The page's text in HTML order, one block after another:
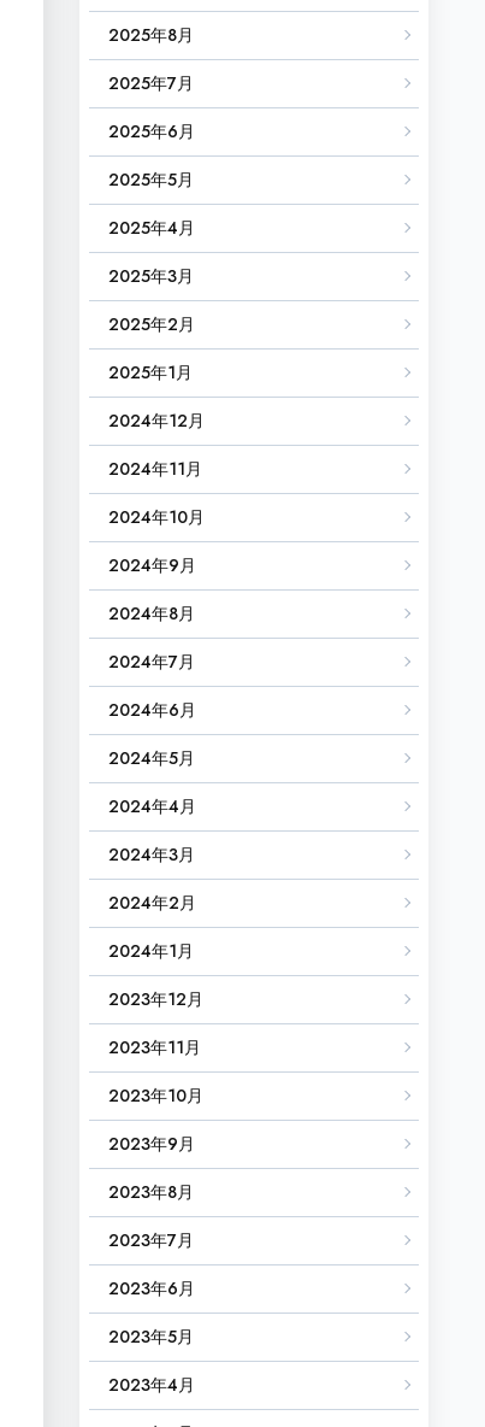
2025年8月
2025年7月
2025年6月
2025年5月
2025年4月
2025年3月
2025年2月
2025年1月
2024年12月
2024年11月
2024年10月
2024年9月
2024年8月
2024年7月
2024年6月
2024年5月
2024年4月
2024年3月
2024年2月
2024年1月
2023年12月
2023年11月
2023年10月
2023年9月
2023年8月
2023年7月
2023年6月
2023年5月
2023年4月